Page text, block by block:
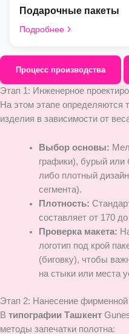
Подарочные пакеты
Подробнее
Процесс производства
Этап 1: Инженерное
На этом этапе определяются
изделия в зависимости от
Выбор основы:
графики), бурый или
либо плотный
сегмента).
Плотность:
составляет от 170 до
Проверка макета:
логотип под крой
(биговку), чтобы
на стыки или места
Этап 2: Нанесение
В типографии Ташкент
методы запечатки полотна: